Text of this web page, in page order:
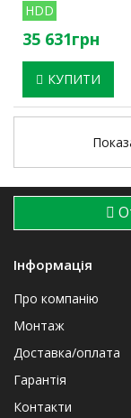
HDD
35 631грн
КУПИТИ
Інформація
Про компанію
Монтаж
Доставка/оплата
Гарантія
Контакти